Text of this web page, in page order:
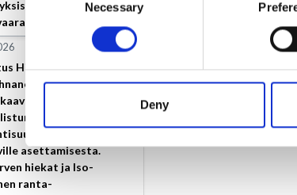
Necessary
Deny
Loimaan Kivi
Hiisijärven hiekat ja
ranta-
vireilletulosta
ja
asettamisesta.
hiekat ja Iso-
ranta-